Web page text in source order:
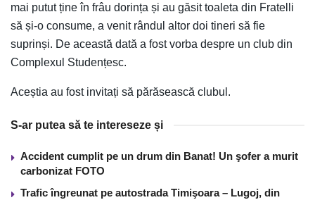
mai putut ține în frâu dorința și au găsit toaleta din Fratelli
să și-o consume, a venit rândul altor doi tineri să fie
suprinși. De această dată a fost vorba despre un club din
Complexul Studențesc.
Aceștia au fost invitați să părăsească clubul.
S-ar putea să te intereseze și
Accident cumplit pe un drum din Banat! Un şofer a murit
carbonizat FOTO
Trafic îngreunat pe autostrada Timişoara – Lugoj, din